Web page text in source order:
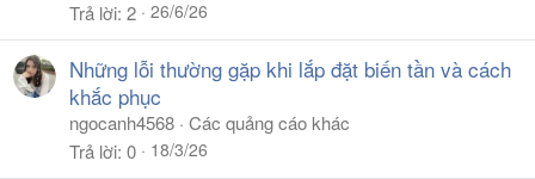
Trả lời 2 26/6/26
Những lỗi thường gặp khi lắp đặt biến tần và cách
khắc phục
ngocanh4568 Các quảng cáo khác
Trả lời 0 18/3/26